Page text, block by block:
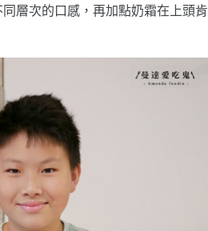
層次的口感，再加點奶霜在上頭肯